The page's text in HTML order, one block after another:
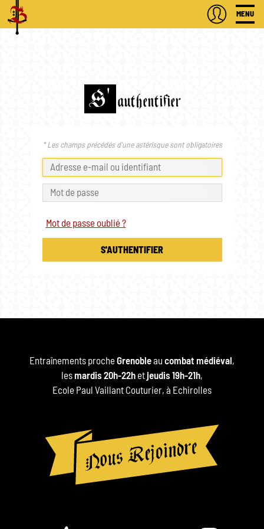
MENU
S' authentifier
* Les champs précédés d'une astérisque sont obligatoires
Mot de passe oublié ?
S'AUTHENTIFIER
Entraînements procheGrenobleau combat médiéval ,
les mardis 20h-22h etjeudis 19h-21h,
Ecole Paul Vaillant Couturier, à Echirolles